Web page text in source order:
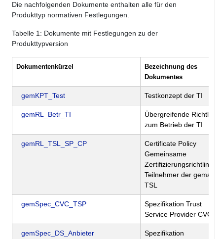
Die nachfolgenden Dokumente enthalten alle für den
Produkttyp normativen Festlegungen.
Tabelle 1: Dokumente mit Festlegungen zu der
Produkttypversion
Dokumentenkürzel
Bezeichnung des
Dokumentes
gemKPT_Test Testkonzept der TI
gemRL_Betr_TI
Übergreifende
zum Betrieb der TI
gemRL_TSL_SP_CP
Certificate Policy
Gemeinsame
Zertifizierungsrichtlinie
Teilnehmer der gematik-
TSL
gemSpec_CVC_TSP
Spezifikation Trust
Service Provider CVC
gemSpec_DS_Anbieter
Spezifikation